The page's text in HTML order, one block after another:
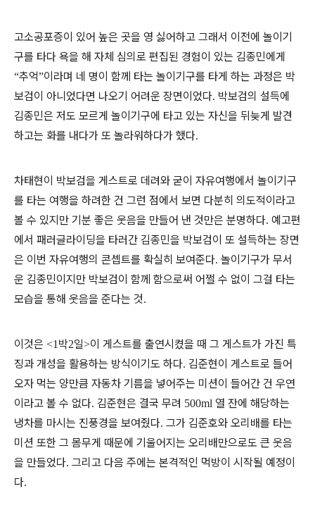
고소공포증이 있어 높은 곳을 영 싫어하고 그래서 이전에 놀이기
구를 타다 욕을 해 자체 심의로 편집된 경험이 있는 김종민에게
“추억”이라며 네 명이 함께 타는 놀이기구를 타게 하는 과정은 박
보검이 아니었다면 나오기 어려운 장면이었다. 박보검의 설득에
김종민은 저도 모르게 놀이기구에 타고 있는 자신을 뒤늦게 발견
하고는 화를 내다가 또 놀라워하다가 했다.
차태현이 박보검을 게스트로 데려와 굳이 자유여행에서 놀이기구
를 타는 여행을 하려한 건 그런 점에서 보면 다분히 의도적이라고
볼 수 있지만 기분 좋은 웃음을 만들어 낸 것만은 분명하다. 예고편
에서 패러글라이딩을 타러간 김종민을 박보검이 또 설득하는 장면
은 이번 자유여행의 콘셉트를 확실히 보여준다. 놀이기구가 무서
운 김종민이지만 박보검이 함께 함으로써 어쩔 수 없이 그걸 타는
모습을 통해 웃음을 준다는 것.
이것은 <1 박2일>이 게스트를 출연시켰을 때 그 게스트가 가진 특
징과 개성을 활용하는 방식이기도 하다. 김준현이 게스트로 들어
오자 먹는 양만큼 자동차 기름을 넣어주는 미션이 들어간 건 우연
이라고 볼 수 없다. 김준현은 결국 무려 500ml 열 잔에 해당하는
냉차를 마시는 진풍경을 보여줬다. 그가 김준호와 오리배를 타는
미션 또한 그 몸무게 때문에 기울어지는 오리배만으로도 큰 웃음
을 만들었다. 그리고 다음 주에는 본격적인 먹방이 시작될 예정이
다.